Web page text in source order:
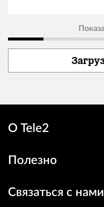
О Tele2
Полезно
Связаться с нами